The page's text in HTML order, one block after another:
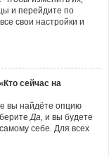
и перейдите по
свои настройки и
сейчас на
вы найдёте опцию
Да, и вы будете
себе. Для всех